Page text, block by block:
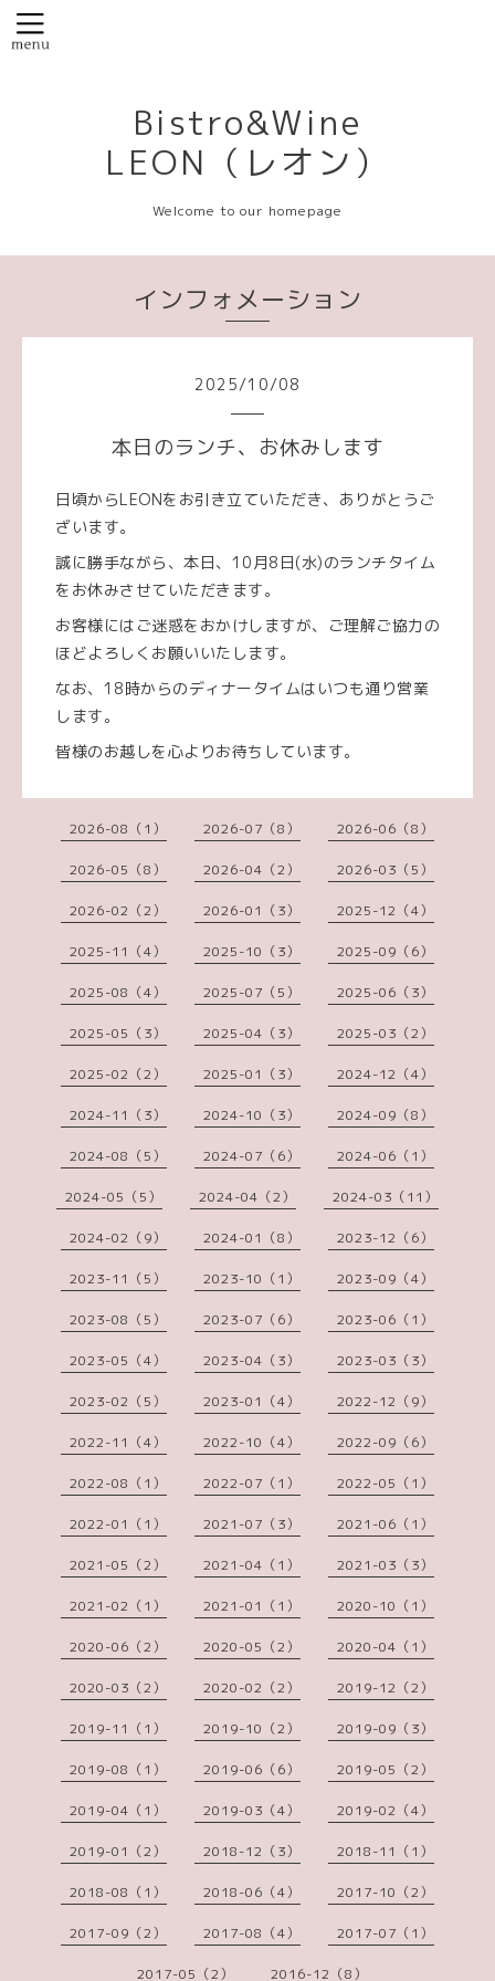
Bistro&Wine
LEON（レオン）
Welcome to our homepage
インフォメーション
2025/10/08
本日のランチ、お休みします
日頃からLEONをお引き立ていただき、ありがとうご
ざいます。
誠に勝手ながら、本日、10月8日(水)のランチタイム
をお休みさせていただきます。
お客様にはご迷惑をおかけしますが、ご理解ご協力の
ほどよろしくお願いいたします。
なお、18時からのディナータイムはいつも通り営業
します。
皆様のお越しを心よりお待ちしています。
2026-08（1） 2026-07（8） 2026-06（8）
2026-05（8） 2026-04（2） 2026-03（5）
2026-02（2） 2026-01（3） 2025-12（4）
2025-11（4） 2025-10（3） 2025-09（6）
2025-08（4） 2025-07（5） 2025-06（3）
2025-05（3） 2025-04（3） 2025-03（2）
2025-02（2） 2025-01（3） 2024-12（4）
2024-11（3） 2024-10（3） 2024-09（8）
2024-08（5） 2024-07（6） 2024-06（1）
2024-05（5） 2024-04（2） 2024-03（11）
2024-02（9） 2024-01（8） 2023-12（6）
2023-11（5） 2023-10（1） 2023-09（4）
2023-08（5） 2023-07（6） 2023-06（1）
2023-05（4） 2023-04（3） 2023-03（3）
2023-02（5） 2023-01（4） 2022-12（9）
2022-11（4） 2022-10（4） 2022-09（6）
2022-08（1） 2022-07（1） 2022-05（1）
2022-01（1） 2021-07（3） 2021-06（1）
2021-05（2） 2021-04（1） 2021-03（3）
2021-02（1） 2021-01（1） 2020-10（1）
2020-06（2） 2020-05（2） 2020-04（1）
2020-03（2） 2020-02（2） 2019-12（2）
2019-11（1） 2019-10（2） 2019-09（3）
2019-08（1） 2019-06（6） 2019-05（2）
2019-04（1） 2019-03（4） 2019-02（4）
2019-01（2） 2018-12（3） 2018-11（1）
2018-08（1） 2018-06（4） 2017-10（2）
2017-09（2） 2017-08（4） 2017-07（1）
2017-05（2） 2016-12（8）